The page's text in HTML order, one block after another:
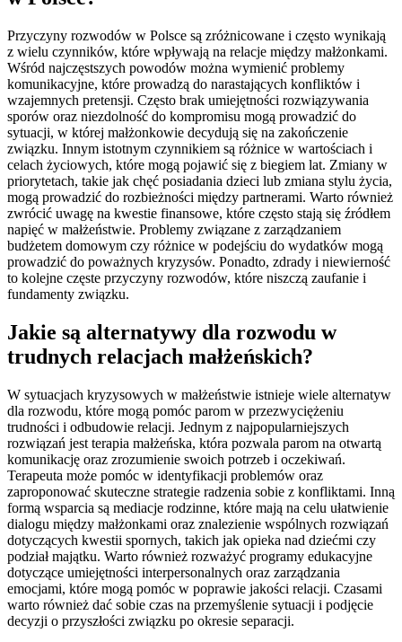
Przyczyny rozwodów w Polsce są zróżnicowane i często wynikają
z wielu czynników, które wpływają na relacje między małżonkami.
Wśród najczęstszych powodów można wymienić problemy
komunikacyjne, które prowadzą do narastających konfliktów i
wzajemnych pretensji. Często brak umiejętności rozwiązywania
sporów oraz niezdolność do kompromisu mogą prowadzić do
sytuacji, w której małżonkowie decydują się na zakończenie
związku. Innym istotnym czynnikiem są różnice w wartościach i
celach życiowych, które mogą pojawić się z biegiem lat. Zmiany w
priorytetach, takie jak chęć posiadania dzieci lub zmiana stylu życia,
mogą prowadzić do rozbieżności między partnerami. Warto również
zwrócić uwagę na kwestie finansowe, które często stają się źródłem
napięć w małżeństwie. Problemy związane z zarządzaniem
budżetem domowym czy różnice w podejściu do wydatków mogą
prowadzić do poważnych kryzysów. Ponadto, zdrady i niewierność
to kolejne częste przyczyny rozwodów, które niszczą zaufanie i
fundamenty związku.
Jakie są alternatywy dla rozwodu w
trudnych relacjach małżeńskich?
W sytuacjach kryzysowych w małżeństwie istnieje wiele alternatyw
dla rozwodu, które mogą pomóc parom w przezwyciężeniu
trudności i odbudowie relacji. Jednym z najpopularniejszych
rozwiązań jest terapia małżeńska, która pozwala parom na otwartą
komunikację oraz zrozumienie swoich potrzeb i oczekiwań.
Terapeuta może pomóc w identyfikacji problemów oraz
zaproponować skuteczne strategie radzenia sobie z konfliktami. Inną
formą wsparcia są mediacje rodzinne, które mają na celu ułatwienie
dialogu między małżonkami oraz znalezienie wspólnych rozwiązań
dotyczących kwestii spornych, takich jak opieka nad dziećmi czy
podział majątku. Warto również rozważyć programy edukacyjne
dotyczące umiejętności interpersonalnych oraz zarządzania
emocjami, które mogą pomóc w poprawie jakości relacji. Czasami
warto również dać sobie czas na przemyślenie sytuacji i podjęcie
decyzji o przyszłości związku po okresie separacji.